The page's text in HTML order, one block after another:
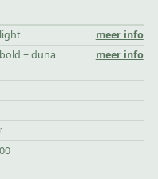
meer info
+ duna
meer info